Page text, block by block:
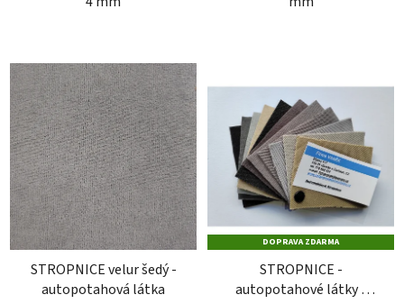
STROPNICE velur šedý -
autopotahová látka
DOPRAVA ZDARMA
STROPNICE -
autopotahové látky -